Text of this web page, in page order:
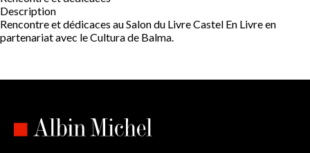
Description
Rencontre et dédicaces au Salon du Livre Castel En Livre en
partenariat avec le Cultura de Balma.